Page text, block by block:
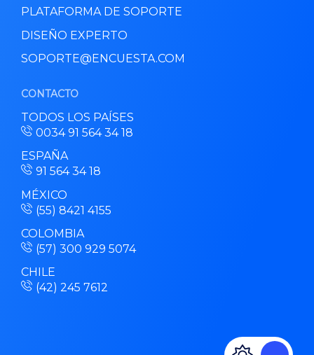
PLATAFORMA DE SOPORTE
DISEÑO EXPERTO
SOPORTE@ENCUESTA.COM
CONTACTO
TODOS LOS PAÍSES
0034 91 564 34 18
ESPAÑA
91 564 34 18
MÉXICO
(55) 8421 4155
COLOMBIA
(57) 300 929 5074
CHILE
(42) 245 7612